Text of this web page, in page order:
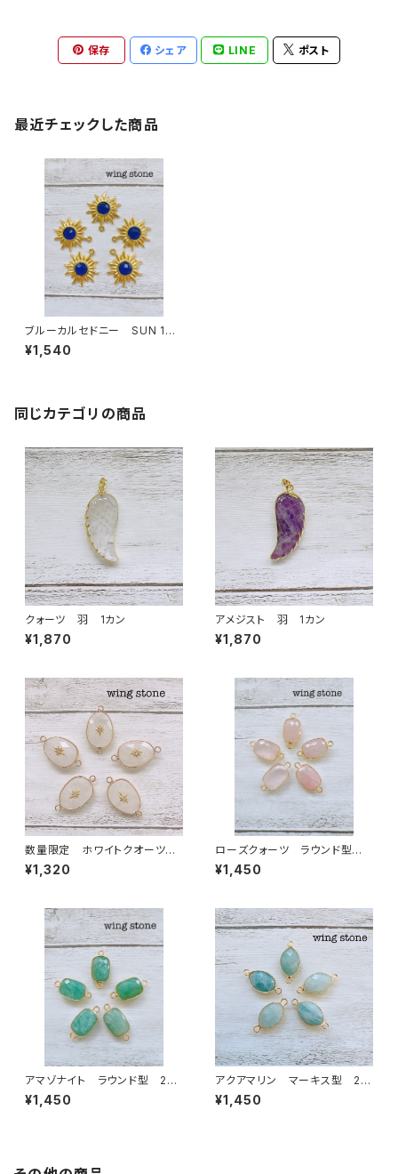
保存 シェア LINE ポスト
最近チェックした商品
ブルーカルセドニー SUN 1カ
ン
¥1,540
同じカテゴリの商品
クォーツ 羽 1カン
¥1,870
アメジスト 羽 1カン
¥1,870
数量限定 ホワイトクオーツ
ワンポイント付き 2カン
¥1,320
ローズクォーツ ラウンド型 2
カン
¥1,450
アマゾナイト ラウンド型 2カ
ン
¥1,450
アクアマリン マーキス型 2カ
ン
¥1,450